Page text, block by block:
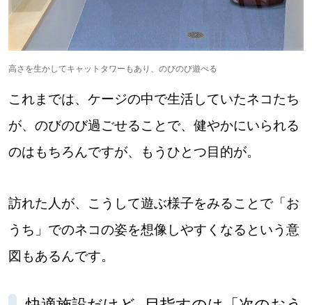
高さを生かしてキャットタワーもあり、のびのび遊べる
これまでは、ケージの中で生活していたネコたち
が、のびのび過ごせることで、健やかにいられる
のはもちろんですが、もうひとつ目的が。
訪れた人が、こうして遊ぶ様子をみることで「お
うち」でのネコの姿を想像しやすくなるという意
図もあるんです。